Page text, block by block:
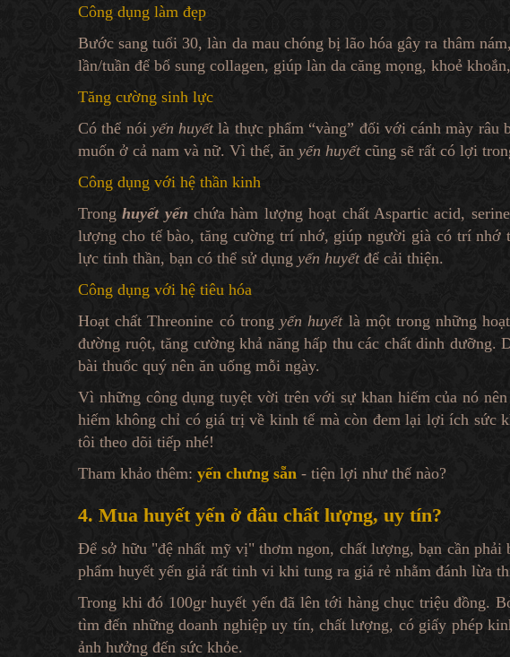
Công dụng làm đẹp
Bước sang tuổi 30, làn da mau chóng bị lão hóa gây ra thâm
lần/tuần để bổ sung collagen, giúp làn da căng mọng, khoẻ
Tăng cường sinh lực
Có thể nói yến huyếtlà thực phẩm “vàng” đối với cánh mày râu
muốn ở cả nam và nữ. Vì thế, ăn yến huyếtcũng sẽ rất có lợi
Công dụng với hệ thần kinh
Tronghuyết yến chứa hàm lượng hoạt chất Aspartic acid,
lượng cho tế bào, tăng cường trí nhớ, giúp người già có trí
lực tinh thần, bạn có thể sử dụng yến huyếtđể cải thiện.
Công dụng với hệ tiêu hóa
Hoạt chất Threonine có trongyến huyếtlà một trong những
đường ruột, tăng cường khả năng hấp thu các chất dinh
bài thuốc quý nên ăn uống mỗi ngày.
Vì những công dụng tuyệt vời trên với sự khan hiếm của nó nên
hiếm không chỉ có giá trị về kinh tế mà còn đem lại lợi ích sức
tôi theo dõi tiếp nhé!
Tham khảo thêm: yến chưng sẵn - tiện lợi như thế nào?
4. Mua huyết yến ở đâu chất lượng, uy tín?
Để sở hữu "đệ nhất mỹ vị" thơm ngon, chất lượng, bạn cần phải
phẩm huyết yến giả rất tinh vi khi tung ra giá rẻ nhằm đánh lừa
Trong khi đó 100gr huyết yến đã lên tới hàng chục triệu đồng.
tìm đến những doanh nghiệp uy tín, chất lượng, có giấy phép
ảnh hưởng đến sức khỏe.